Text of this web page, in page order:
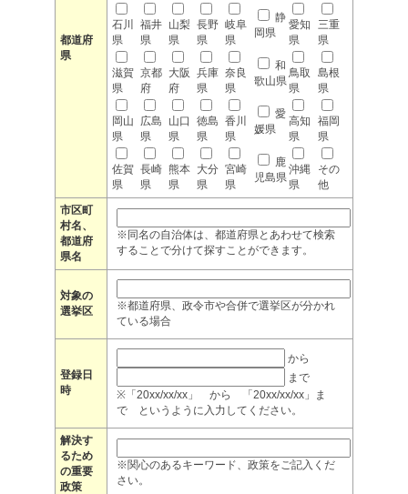
都道府
県
石川
県
福井
県
山梨
県
長野
県
岐阜
県
静
岡県
愛知
県
三重
県
滋賀
県
京都
府
大阪
府
兵庫
県
奈良
県
和
歌山県
鳥取
県
島根
県
岡山
県
広島
県
山口
県
徳島
県
香川
県
愛
媛県
高知
県
福岡
県
佐賀
県
長崎
県
熊本
県
大分
県
宮崎
県
鹿
児島県
沖縄
県
その
他
市区町
村名、
都道府
県名
※同名の自治体は、都道府県とあわせて検索
することで分けて探すことができます。
対象の
選挙区
※都道府県、政令市や合併で選挙区が分かれ
ている場合
登録日
時
から
まで
※「20xx/xx/xx」 から 「20xx/xx/xx」ま
で というように入力してください。
解決す
るため
の重要
政策
※関心のあるキーワード、政策をご記入くだ
さい。